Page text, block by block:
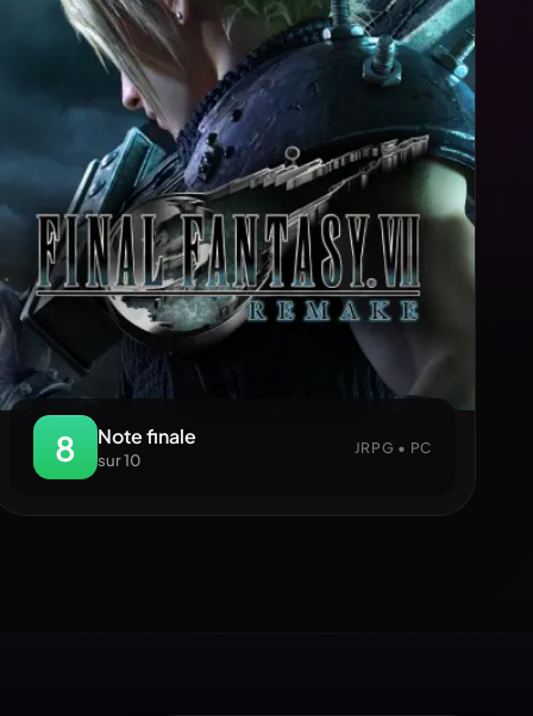
8 Note finale
sur 10
JRPG • PC